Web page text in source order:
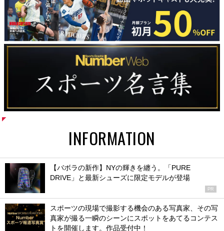
INFORMATION
【バボラの新作】NYの輝きを纏う。「PURE
DRIVE」と最新シューズに限定モデルが登場
PR
スポーツの現場で撮影する機会のある写真家、その写
真家が撮る一瞬のシーンにスポットをあてるコンテス
トを開催します。作品受付中！